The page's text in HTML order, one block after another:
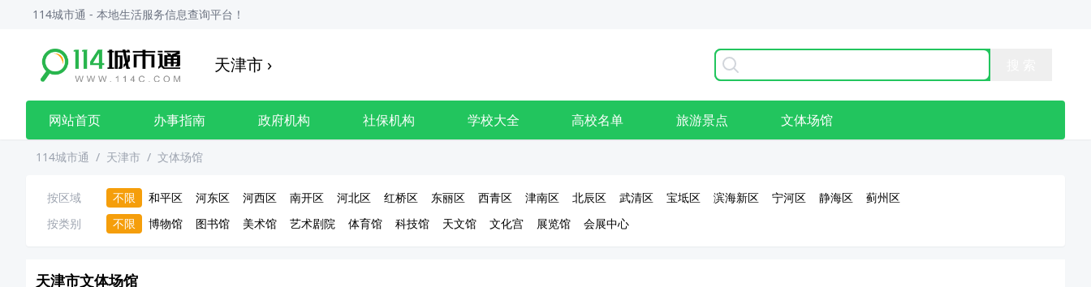
114城市通 - 本地生活服务信息查询平台！
天津市 ›
网站首页 办事指南 政府机构 社保机构 学校大全 高校名单 旅游景点 文体场馆
114城市通 / 天津市 / 文体场馆
按区域 不限 和平区 河东区 河西区 南开区 河北区 红桥区 东丽区 西青区 津南区 北辰区 武清区 宝坻区 滨海新区 宁河区 静海区
蓟州区
按类别
不限 博物馆 图书馆 美术馆 艺术剧院 体育馆 科技馆 天文馆 文化宫 展览馆 会展中心
天津市文体场馆